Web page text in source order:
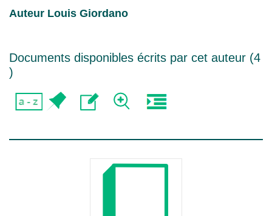
Auteur Louis Giordano
Documents disponibles écrits par cet auteur (4
)